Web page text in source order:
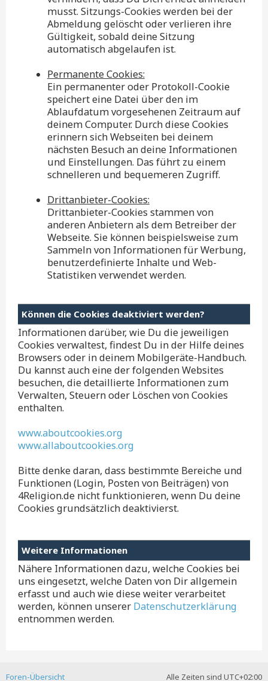
musst. Sitzungs-Cookies werden bei der
Abmeldung gelöscht oder verlieren ihre
Gültigkeit, sobald deine Sitzung
automatisch abgelaufen ist.
Permanente Cookies:
Ein permanenter oder Protokoll-Cookie
speichert eine Datei über den im
Ablaufdatum vorgesehenen Zeitraum auf
deinem Computer. Durch diese Cookies
erinnern sich Webseiten bei deinem
nächsten Besuch an deine Informationen
und Einstellungen. Das führt zu einem
schnelleren und bequemeren Zugriff.
Drittanbieter-Cookies:
Drittanbieter-Cookies stammen von
anderen Anbietern als dem Betreiber der
Webseite. Sie können beispielsweise zum
Sammeln von Informationen für Werbung,
benutzerdefinierte Inhalte und Web-
Statistiken verwendet werden.
Können die Cookies deaktiviert werden?
Informationen darüber, wie Du die jeweiligen
Cookies verwaltest, findest Du in der Hilfe deines
Browsers oder in deinem Mobilgeräte-Handbuch.
Du kannst auch eine der folgenden Websites
besuchen, die detaillierte Informationen zum
Verwalten, Steuern oder Löschen von Cookies
enthalten.
www.aboutcookies.org
www.allaboutcookies.org
Bitte denke daran, dass bestimmte Bereiche und
Funktionen (Login, Posten von Beiträgen) von
4Religion.de nicht funktionieren, wenn Du deine
Cookies grundsätzlich deaktivierst.
Weitere Informationen
Nähere Informationen dazu, welche Cookies bei
uns eingesetzt, welche Daten von Dir allgemein
erfasst und auch wie diese weiter verarbeitet
werden, können unserer Datenschutzerklärung
entnommen werden.
Alle Zeiten sind UTC+02:00
Foren-Übersicht